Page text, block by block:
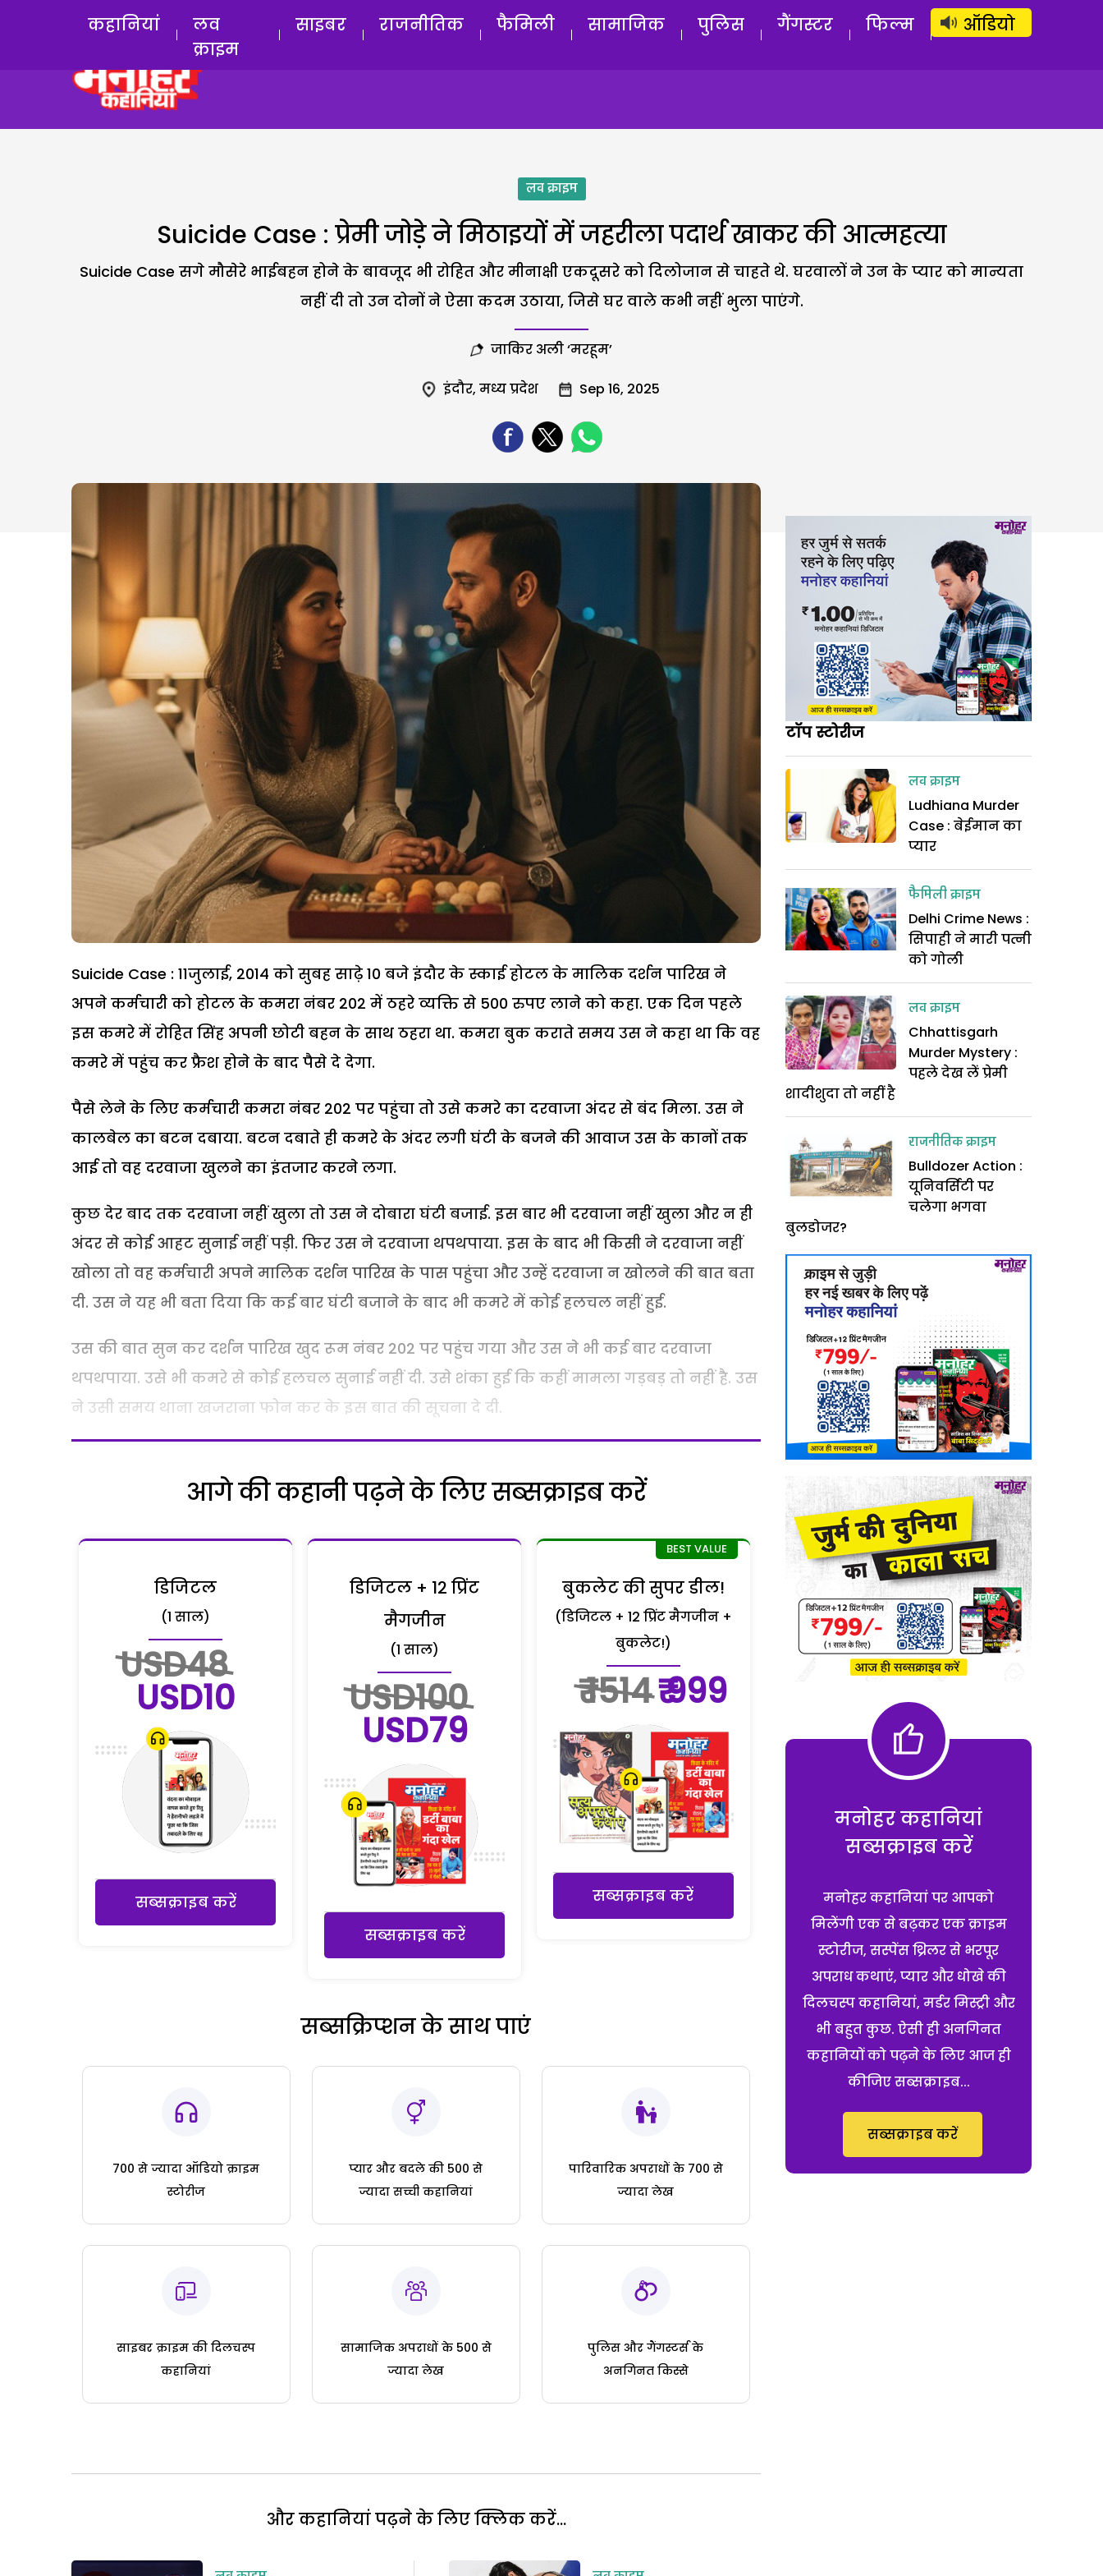
लॉग इन सब्सक्राइब करें
कहानियां
लव
क्राइम
साइबर राजनीतिक फैमिली सामाजिक पुलिस गैंगस्टर फिल्म ऑडियो
लव क्राइम
Suicide Case : प्रेमी जोड़े ने मिठाइयों में जहरीला पदार्थ खाकर की आत्महत्या
Suicide Case सगे मौसेरे भाईबहन होने के बावजूद भी रोहित और मीनाक्षी एकदूसरे को दिलोजान से चाहते थे. घरवालों ने उन के प्यार को मान्यता
नहीं दी तो उन दोनों ने ऐसा कदम उठाया, जिसे घर वाले कभी नहीं भुला पाएंगे.
जाकिर अली ‘मरहूम’
इंदौर, मध्य प्रदेश Sep 16, 2025
Suicide Case : 11जुलाई, 2014 को सुबह साढ़े 10 बजे इंदौर के स्काई होटल के मालिक दर्शन पारिख ने
अपने कर्मचारी को होटल के कमरा नंबर 202 में ठहरे व्यक्ति से 500 रुपए लाने को कहा. एक दिन पहले
इस कमरे में रोहित सिंह अपनी छोटी बहन के साथ ठहरा था. कमरा बुक कराते समय उस ने कहा था कि वह
कमरे में पहुंच कर फ्रैश होने के बाद पैसे दे देगा.
पैसे लेने के लिए कर्मचारी कमरा नंबर 202 पर पहुंचा तो उसे कमरे का दरवाजा अंदर से बंद मिला. उस ने
कालबेल का बटन दबाया. बटन दबाते ही कमरे के अंदर लगी घंटी के बजने की आवाज उस के कानों तक
आई तो वह दरवाजा खुलने का इंतजार करने लगा.
कुछ देर बाद तक दरवाजा नहीं खुला तो उस ने दोबारा घंटी बजाई. इस बार भी दरवाजा नहीं खुला और न ही
अंदर से कोई आहट सुनाई नहीं पड़ी. फिर उस ने दरवाजा थपथपाया. इस के बाद भी किसी ने दरवाजा नहीं
खोला तो वह कर्मचारी अपने मालिक दर्शन पारिख के पास पहुंचा और उन्हें दरवाजा न खोलने की बात बता
दी. उस ने यह भी बता दिया कि कई बार घंटी बजाने के बाद भी कमरे में कोई हलचल नहीं हुई.
उस की बात सुन कर दर्शन पारिख खुद रूम नंबर 202 पर पहुंच गया और उस ने भी कई बार दरवाजा
थपथपाया. उसे भी कमरे से कोई हलचल सुनाई नहीं दी. उसे शंका हुई कि कहीं मामला गड़बड़ तो नहीं है. उस
ने उसी समय थाना खजराना फोन कर के इस बात की सूचना दे दी.
आगे की कहानी पढ़ने के लिए सब्सक्राइब करें
डिजिटल
(1 साल)
USD48
USD10
सब्सक्राइब करें
डिजिटल + 12 प्रिंट
मैगजीन
(1 साल)
USD100
USD79
सब्सक्राइब करें
बुकलेट की सुपर डील!
(डिजिटल + 12 प्रिंट मैगजीन +
बुकलेट!)
₹ 1514₹ 999
सब्सक्राइब करें
सब्सक्रिप्शन के साथ पाएं
700 से ज्यादा ऑडियो क्राइम
स्टोरीज
प्यार और बदले की 500 से
ज्यादा सच्ची कहानियां
पारिवारिक अपराधों के 700 से
ज्यादा लेख
साइबर क्राइम की दिलचस्प
कहानियां
सामाजिक अपराधों के 500 से
ज्यादा लेख
पुलिस और गैंगस्टर्स के
अनगिनत किस्से
और कहानियां पढ़ने के लिए क्लिक करें...
टॉप स्टोरीज
लव क्राइम
Ludhiana Murder
Case : बेईमान का
प्यार
फैमिली क्राइम
Delhi Crime News :
सिपाही ने मारी पत्नी
को गोली
लव क्राइम
Chhattisgarh
Murder Mystery :
पहले देख लें प्रेमी
शादीशुदा तो नहीं है
राजनीतिक क्राइम
Bulldozer Action :
यूनिवर्सिटी पर
चलेगा भगवा
बुलडोजर?
मनोहर कहानियां
सब्सक्राइब करें
मनोहर कहानियां पर आपको
मिलेंगी एक से बढ़कर एक क्राइम
स्टोरीज, सस्पेंस थ्रिलर से भरपूर
अपराध कथाएं, प्यार और धोखे की
दिलचस्प कहानियां, मर्डर मिस्ट्री और
भी बहुत कुछ. ऐसी ही अनगिनत
कहानियों को पढ़ने के लिए आज ही
कीजिए सब्सक्राइब...
सब्सक्राइब करें